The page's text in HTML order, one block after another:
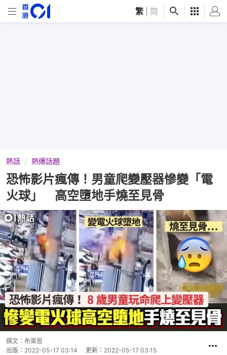
繁 简
熱話 熱爆話題
恐怖影片瘋傳！男童爬變壓器慘變「電
火球」 高空墮地手燒至見骨
撰文： 布萊恩
出版： 2022-05-17 03:14 更新： 2022-05-17 03:15